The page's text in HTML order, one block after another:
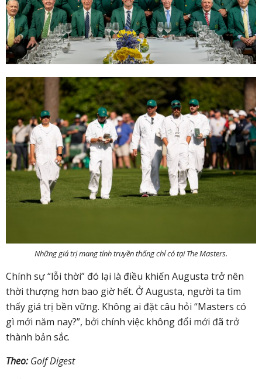
Những giá trị mang tính truyền thống chỉ có tại The Masters.
Chính sự “lỗi thời” đó lại là điều khiến Augusta trở nên
thời thượng hơn bao giờ hết. Ở Augusta, người ta tìm
thấy giá trị bền vững. Không ai đặt câu hỏi “Masters có
gì mới năm nay?”, bởi chính việc không đổi mới đã trở
thành bản sắc.
Theo:Golf Digest